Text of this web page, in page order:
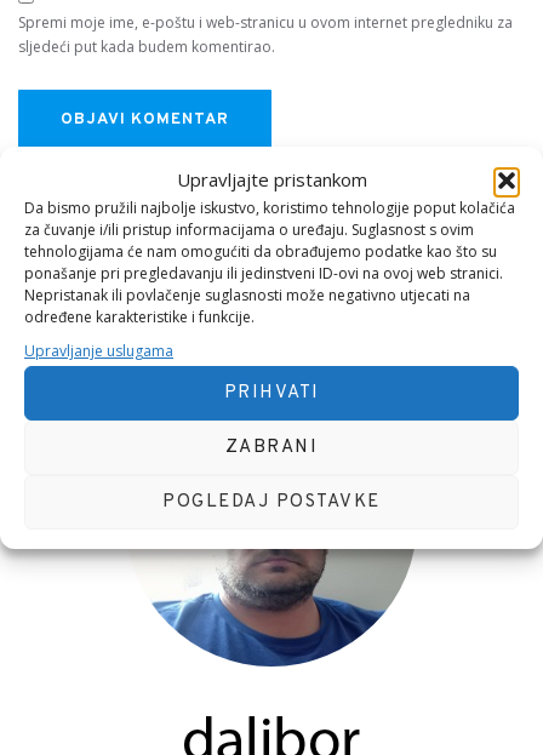
Upravljajte pristankom
Da bismo pružili najbolje iskustvo, koristimo tehnologije poput kolačića
za čuvanje i/ili pristup informacijama o uređaju. Suglasnost s ovim
tehnologijama će nam omogućiti da obrađujemo podatke kao što su
ponašanje pri pregledavanju ili jedinstveni ID-ovi na ovoj web stranici.
Nepristanak ili povlačenje suglasnosti može negativno utjecati na
određene karakteristike i funkcije.
Upravljanje uslugama
PRIHVATI
ZABRANI
POGLEDAJ POSTAVKE
Spremi moje ime, e-poštu i web-stranicu u ovom internet pregledniku za
sljedeći put kada budem komentirao.
O MENI